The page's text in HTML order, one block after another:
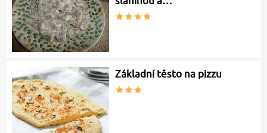
Základní těsto na pizzu